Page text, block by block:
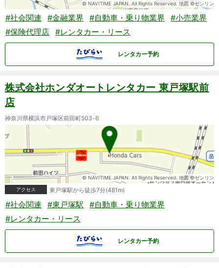
© NAVITIME JAPAN. All Rights Reserved. 地図 ©ゼンリン
#社会関連 #金融業界 #自動車・乗り物業界
#小売業界
#保険代理店 #レンタカー・リース
レンタカー予約
株式会社ホンダオートレンタカー 東戸塚駅前
店
神奈川県横浜市戸塚区前田町503-6
© NAVITIME JAPAN. All Rights Reserved. 地図 ©ゼンリン
アクセス
東戸塚駅から徒歩7分(481m)
#社会関連 #東戸塚駅
#自動車・乗り物業界
#レンタカー・リース
レンタカー予約